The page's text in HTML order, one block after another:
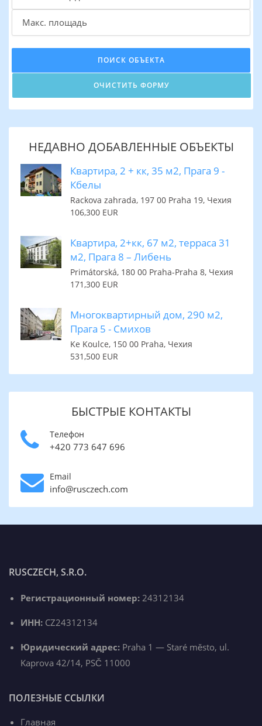
НЕДАВНО ДОБАВЛЕННЫЕ ОБЪЕКТЫ
Квартира, 2 + кк, 35 м2, Прага 9 -
Кбелы
Rackova zahrada, 197 00 Praha 19, Чехия
106,300 EUR
Квартира, 2+кк, 67 м2, терраса 31
м2, Прага 8 – Либень
Primátorská, 180 00 Praha-Praha 8, Чехия
171,300 EUR
Многоквартирный дом, 290 м2,
Прага 5 - Смихов
Ke Koulce, 150 00 Praha, Чехия
531,500 EUR
БЫСТРЫЕ КОНТАКТЫ
Телефон
+420 773 647 696
Email
info@rusczech.com
RUSCZECH, S.R.O.
Регистрационный номер: 24312134
ИНН: CZ24312134
Юридический адрес: Praha 1 — Staré město, ul.
Kaprova 42/14, PSČ 11000
ПОЛЕЗНЫЕ ССЫЛКИ
Главная